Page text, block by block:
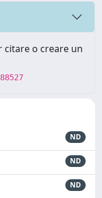
citare o creare un
ND
ND
ND